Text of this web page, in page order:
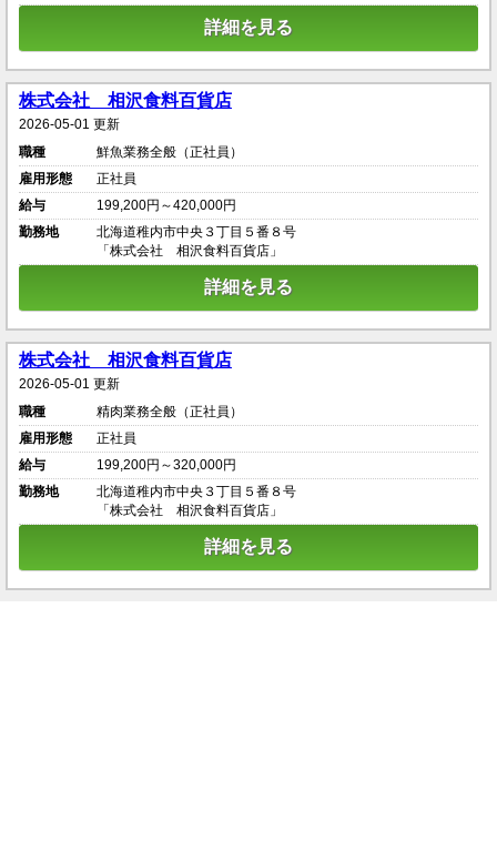
詳細を見る
株式会社 相沢食料百貨店
2026-05-01 更新
職種
鮮魚業務全般（正社員）
雇用形態
正社員
給与
199,200円～420,000円
勤務地
北海道稚内市中央３丁目５番８号
「株式会社 相沢食料百貨店」
詳細を見る
株式会社 相沢食料百貨店
2026-05-01 更新
職種
精肉業務全般（正社員）
雇用形態
正社員
給与
199,200円～320,000円
勤務地
北海道稚内市中央３丁目５番８号
「株式会社 相沢食料百貨店」
詳細を見る